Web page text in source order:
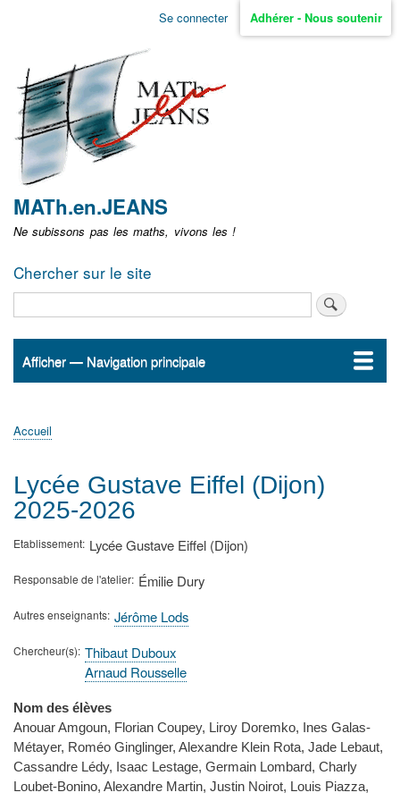
Aller
non
identifié
Se connecter Adhérer - Nous soutenir
MATh.en.JEANS
Ne subissons pas les maths, vivons les !
Chercher sur le site
Navigation
Afficher — Navigation principale
Accueil
ActualitésMATh.en.JEANS ?
Régions et Ateliers
Créer, gérer un atelier
Sujets/Publications
Congrès
d'Ariane
Accueil
Lycée Gustave Eiffel (Dijon)
2025-2026
Etablissement Lycée Gustave Eiffel (Dijon)
Responsable de l'atelier Émilie Dury
Autres enseignants Jérôme Lods
Chercheur(s) Thibaut Duboux
Arnaud Rousselle
Nom des élèves
Anouar Amgoun, Florian Coupey, Liroy Doremko, Ines Galas-
Métayer, Roméo Ginglinger, Alexandre Klein Rota, Jade Lebaut,
Cassandre Lédy, Isaac Lestage, Germain Lombard, Charly
Loubet-Bonino, Alexandre Martin, Justin Noirot, Louis Piazza,